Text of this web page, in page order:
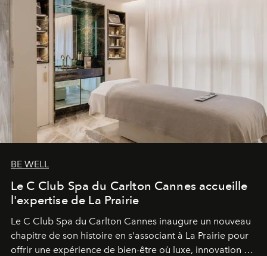
BE WELL
Le C Club Spa du Carlton Cannes accueille
l'expertise de La Prairie
Le C Club Spa du Carlton Cannes inaugure un nouveau
chapitre de son histoire en s'associant à La Prairie pour
offrir une expérience de bien-être où luxe, innovation et